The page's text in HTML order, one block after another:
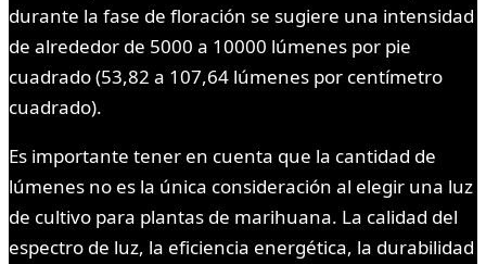
durante la fase de floración se sugiere una intensidad
de alrededor de 5000 a 10000 lúmenes por pie
cuadrado (53,82 a 107,64 lúmenes por centímetro
cuadrado).
Es importante tener en cuenta que la cantidad de
lúmenes no es la única consideración al elegir una luz
de cultivo para plantas de marihuana. La calidad del
espectro de luz, la eficiencia energética, la durabilidad